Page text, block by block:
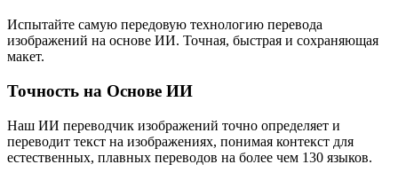
Испытайте самую передовую технологию перевода
изображений на основе ИИ. Точная, быстрая и сохраняющая
макет.
Точность на Основе ИИ
Наш ИИ переводчик изображений точно определяет и
переводит текст на изображениях, понимая контекст для
естественных, плавных переводов на более чем 130 языков.